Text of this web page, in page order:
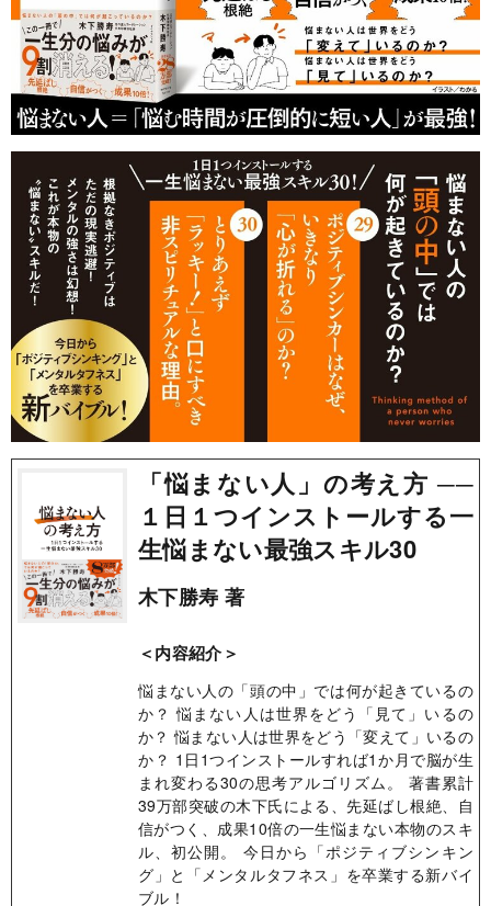
「悩まない人」の考え方 ──
１日１つインストールする一
生悩まない最強スキル30
木下勝寿 著
＜内容紹介＞
悩まない人の「頭の中」では何が起きているの
か？ 悩まない人は世界をどう「見て」いるの
か？ 悩まない人は世界をどう「変えて」いるの
か？ 1日1つインストールすれば1か月で脳が生
まれ変わる30の思考アルゴリズム。 著書累計
39万部突破の木下氏による、先延ばし根絶、自
信がつく、成果10倍の一生悩まない本物のスキ
ル、初公開。 今日から「ポジティブシンキン
グ」と「メンタルタフネス」を卒業する新バイ
ブル！